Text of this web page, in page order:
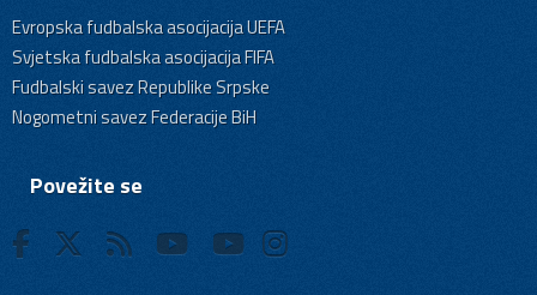
Evropska fudbalska asocijacija UEFA
Svjetska fudbalska asocijacija FIFA
Fudbalski savez Republike Srpske
Nogometni savez Federacije BiH
Povežite se